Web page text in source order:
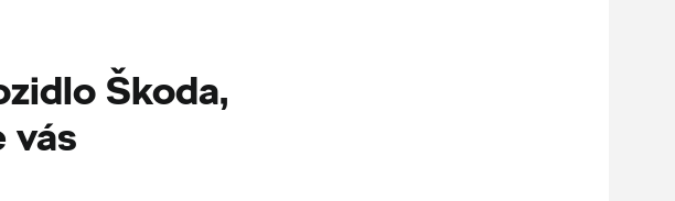
Škoda,
vás